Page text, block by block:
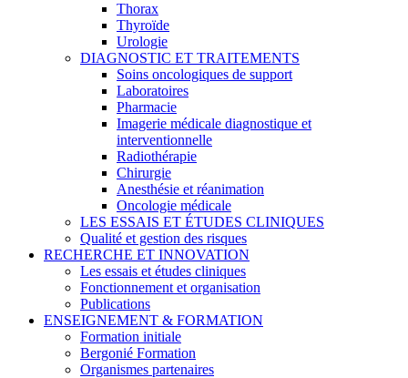
Thorax
Thyroïde
Urologie
DIAGNOSTIC ET TRAITEMENTS
Soins oncologiques de support
Laboratoires
Pharmacie
Imagerie médicale diagnostique et
interventionnelle
Radiothérapie
Chirurgie
Anesthésie et réanimation
Oncologie médicale
LES ESSAIS ET ÉTUDES CLINIQUES
Qualité et gestion des risques
RECHERCHE ET INNOVATION
Les essais et études cliniques
Fonctionnement et organisation
Publications
ENSEIGNEMENT & FORMATION
Formation initiale
Bergonié Formation
Organismes partenaires